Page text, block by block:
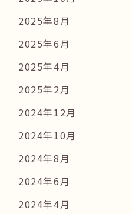
2025年8月
2025年6月
2025年4月
2025年2月
2024年12月
2024年10月
2024年8月
2024年6月
2024年4月